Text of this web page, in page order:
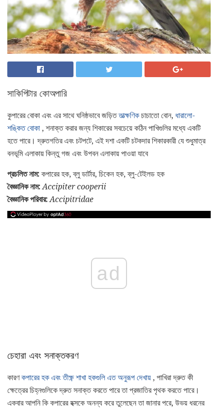
সাকিপিটার কোঅপারি
কুপারের বোকা এবং এর সাথে ঘনিষ্ঠভাবে জড়িততাত্ক্ষণিক চাচাতো বোন, ধারালো-
শঙ্কিত বোকা , শনাক্ত করার জন্য শিকারের সবচেয়ে কঠিন পাখিগুলির মধ্যে একটি
হতে পারে। দ্রুতগতির এবং চটপটে, এই দশা একটি চটকদার শিকারকারী যে শুধুমাত্র
বনভূমি এলাকায় কিন্তু গজ এবং উপবন এলাকায় পাওয়া যাবে
প্রচলিত নাম: কপারের হক, ব্লু ডার্টার, চিকেন হক, ব্লু-টেইলড হক
বৈজ্ঞানিক নাম: Accipiter cooperii
বৈজ্ঞানিক পরিবার: Accipitridae
ad
চেহারা এবং সনাক্তকরণ
কারণকপারের হক এবং তীক্ষ্ণ শাখা হকগুলি এত অনুরূপ দেখায় , পাখিরা দ্রুত কী
ক্ষেত্রের চিহ্নগুলিকে দ্রুত সনাক্ত করতে পারে তা প্রজাতির পৃথক করতে পারে।
একবার আপনি কি কপারের হক্সকে অনন্য করে তুলেছেন তা জানার পরে, উভয় ধরনের